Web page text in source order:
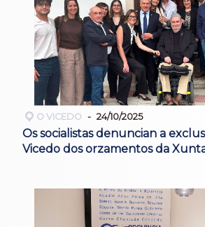
O VICEDO 24/10/2025
Os socialistas denuncian a
Vicedo dos orzamentos da